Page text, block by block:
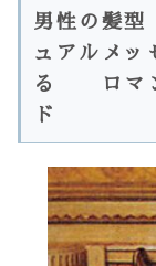
男性の髪型
ュアルメ
る ロマン
ド